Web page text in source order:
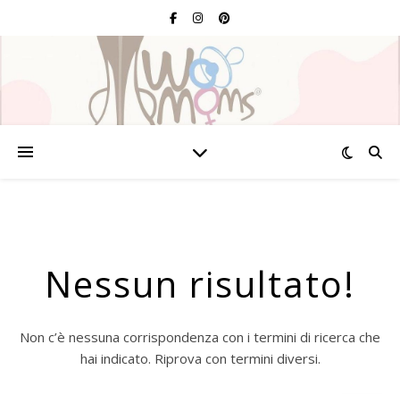
Nessun risultato!
Non c’è nessuna corrispondenza con i termini di ricerca che
hai indicato. Riprova con termini diversi.